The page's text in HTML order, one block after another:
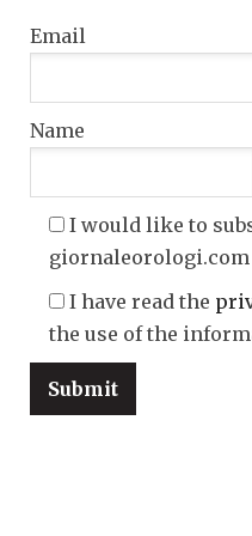
Email
Name
I would like to
I have read the
the use of the